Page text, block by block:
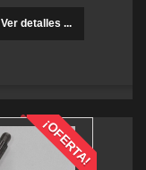
Ver detalles ...
¡OFERTA!